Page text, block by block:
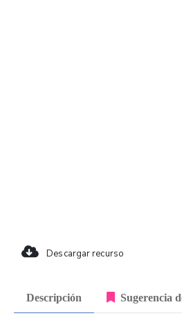
Descargar recurso
Descripción Sugerencia